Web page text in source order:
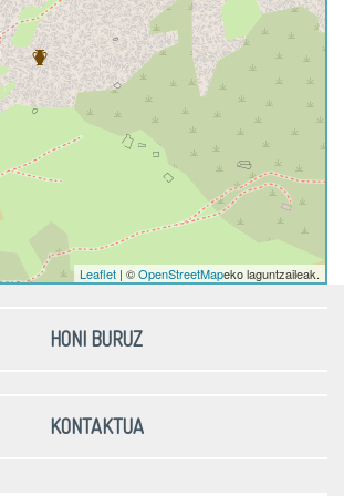
Leaflet | ©OpenStreetMapeko laguntzaileak.
HONI BURUZ
KONTAKTUA